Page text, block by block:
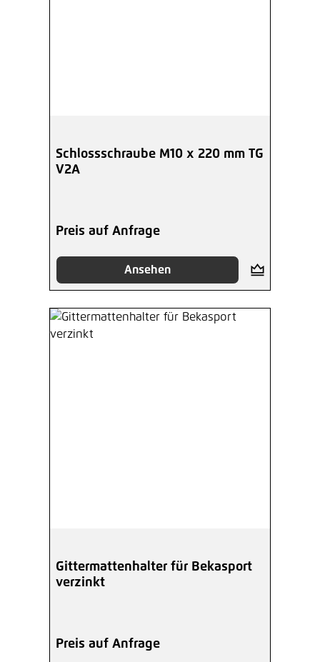
Schlossschraube M10 x 220 mm TG
V2A
Preis auf Anfrage
Ansehen
Gittermattenhalter für Bekasport
verzinkt
Preis auf Anfrage